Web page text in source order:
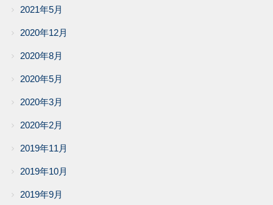
2021年5月
2020年12月
2020年8月
2020年5月
2020年3月
2020年2月
2019年11月
2019年10月
2019年9月